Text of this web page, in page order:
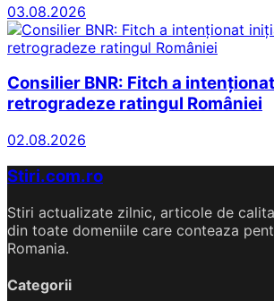
03.08.2026
Consilier BNR: Fitch a
retrogradeze ratingul României
02.08.2026
Stiri.com.ro
Stiri actualizate zilnic, articole de
din toate domeniile care conteaza
Romania.
Categorii